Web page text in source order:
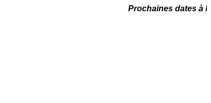
Prochaines dates à